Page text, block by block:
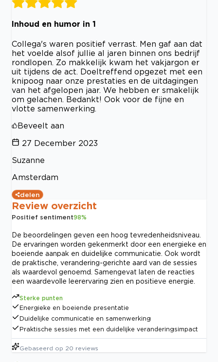
Inhoud en humor in 1
Collega's waren positief verrast. Men gaf aan dat
het voelde alsof jullie al jaren binnen ons bedrijf
rondlopen. Zo makkelijk kwam het vakjargon er
uit tijdens de act. Doeltreffend opgezet met een
knipoog naar onze prestaties en de uitdagingen
van het afgelopen jaar. We hebben er smakelijk
om gelachen. Bedankt! Ook voor de fijne en
vlotte samenwerking.
Beveelt aan
27 December 2023
Suzanne
Amsterdam
delen
Review overzicht
Positief sentiment98%
De beoordelingen geven een hoog tevredenheidsniveau.
De ervaringen worden gekenmerkt door een energieke en
boeiende aanpak en duidelijke communicatie. Ook wordt
de praktische, verandering-gerichte aard van de sessies
als waardevol genoemd. Samengevat laten de reacties
een waardevolle leerervaring zien en positieve energie.
Sterke punten
Energieke en boeiende presentatie
Duidelijke communicatie en samenwerking
Praktische sessies met een duidelijke veranderingsimpact
Gebaseerd op 20 reviews